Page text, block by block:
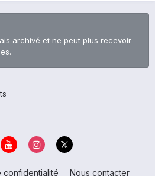
archivé et ne peut plus recevoir
confidentialité Nous contacter